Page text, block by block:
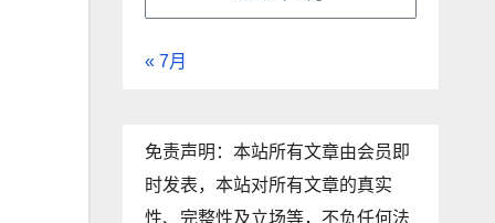
« 7月
免责声明：本站所有文章由会员即
时发表，本站对所有文章的真实
性、完整性及立场等，不负任何法